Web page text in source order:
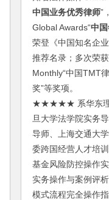
中国业务优秀律师”
Global Awards“中
荣登《中国知名企
推荐名录；多次荣
Monthly“中国TMT
奖”等奖项。
★★★★★ 系华东理
旦大学法学院实务
导师、上海交通大
委跨国经营人才培
基金风险防控操作
实务操作与案例评
模式流程完全操作